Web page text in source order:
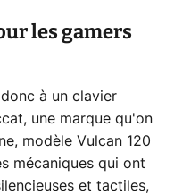
les gamers
à un clavier
une marque qu'on
modèle Vulcan 120
mécaniques qui ont
et tactiles,